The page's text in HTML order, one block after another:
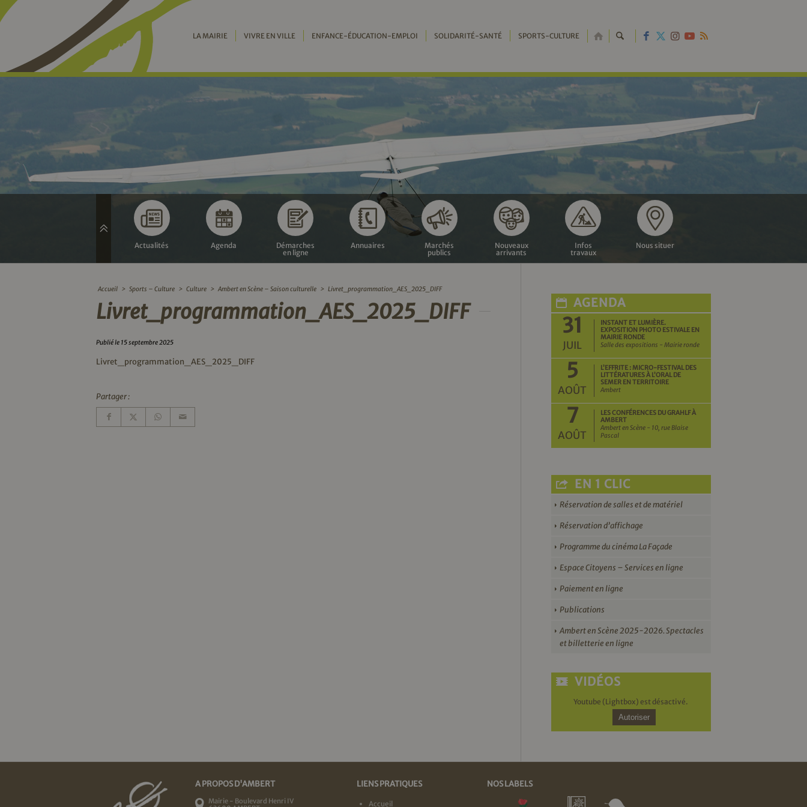
LA MAIRIE VIVRE EN VILLE ENFANCE-ÉDUCATION-EMPLOI SOLIDARITÉ-SANTÉ SPORTS-CULTURE RETOUR
L'ACCUEIL
Actualités Agenda
Démarches
en ligne
Annuaires
Marchés
publics
Nouveaux
arrivants
Infos
travaux
Nous situer
Accueil > Sports – Culture > Culture > Ambert en Scène – Saison culturelle > Livret_programmation_AES_2025_DIFF
Livret_programmation_AES_2025_DIFF
Publié le 15 septembre 2025
Livret_programmation_AES_2025_DIFF
Partager :
AGENDA
31
JUIL
INSTANT ET LUMIÈRE.
EXPOSITION PHOTO ESTIVALE EN
MAIRIE RONDE
Salle des expositions - Mairie ronde
5
AOÛT
L’EFFRITE : MICRO-FESTIVAL DES
LITTÉRATURES À L’ORAL DE
SEMER EN TERRITOIRE
Ambert
7
AOÛT
LES CONFÉRENCES DU GRAHLF À
AMBERT
Ambert en Scène - 10, rue Blaise
Pascal
EN 1 CLIC
Réservation de salles et de matériel
Réservation d’affichage
Programme du cinéma La Façade
Espace Citoyens – Services en ligne
Paiement en ligne
Publications
Ambert en Scène 2025-2026. Spectacles
et billetterie en ligne
VIDÉOS
Youtube (Lightbox) est désactivé.
Autoriser
A PROPOS D'AMBERT
Mairie - Boulevard Henri IV
LIENS PRATIQUES
Accueil
NOS LABELS